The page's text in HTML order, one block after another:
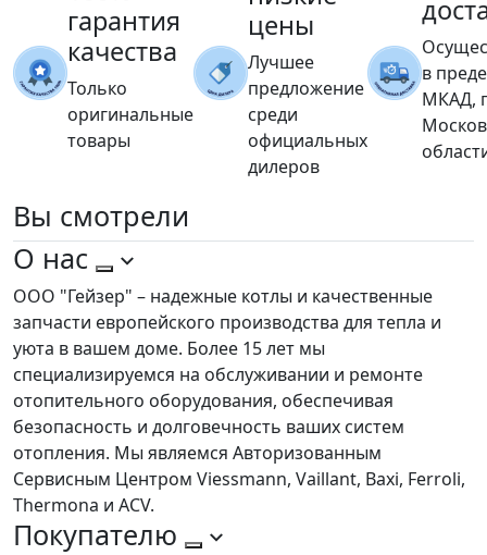
гарантия
качества
Только
оригинальные
товары
цены
Лучшее
предложение
среди
официальных
дилеров
в
МКАД,
Вы смотрели
О нас
ООО "Гейзер" – надежные котлы и качественные
запчасти европейского производства для тепла и
уюта в вашем доме. Более 15 лет мы
специализируемся на обслуживании и ремонте
отопительного оборудования, обеспечивая
безопасность и долговечность ваших систем
отопления. Мы являемся Авторизованным
Сервисным Центром Viessmann, Vaillant, Baxi, Ferroli,
Thermona и ACV.
Покупателю